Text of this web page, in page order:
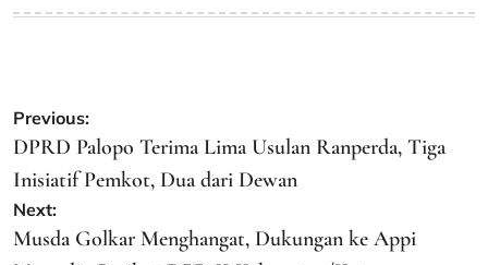
Post
navigation
Previous:
DPRD Palopo Terima Lima Usulan Ranperda, Tiga
Inisiatif Pemkot, Dua dari Dewan
Next:
Musda Golkar Menghangat, Dukungan ke Appi